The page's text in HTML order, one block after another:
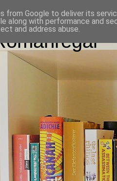
from Google to deliver its
along with performance and
and address abuse.